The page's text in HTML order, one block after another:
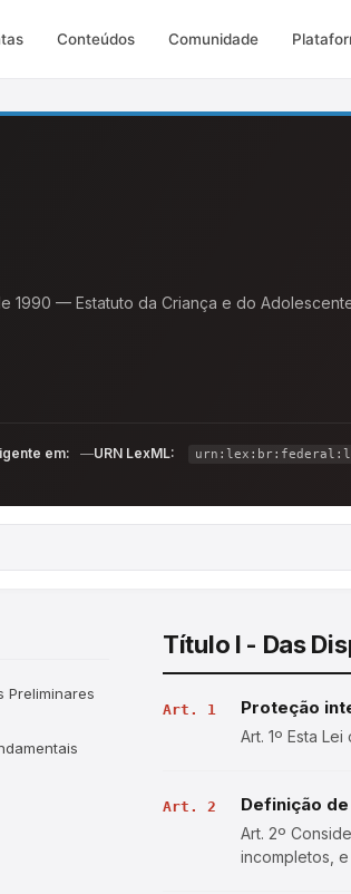
Conteúdos Comunidade
1990 — Estatuto da Criança e do
em: —URN LexML:
Preliminares
Título I - Das
Art. 1 Proteção
Art. 1º Esta
Art. 2 Definição
Art. 2º
incompletos,